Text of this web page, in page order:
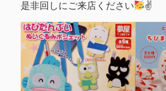
是非回しにご来店ください ✌